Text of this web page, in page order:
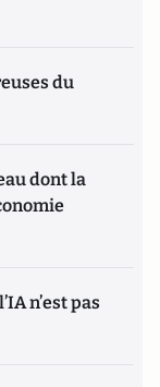
du
dont la
n’est pas